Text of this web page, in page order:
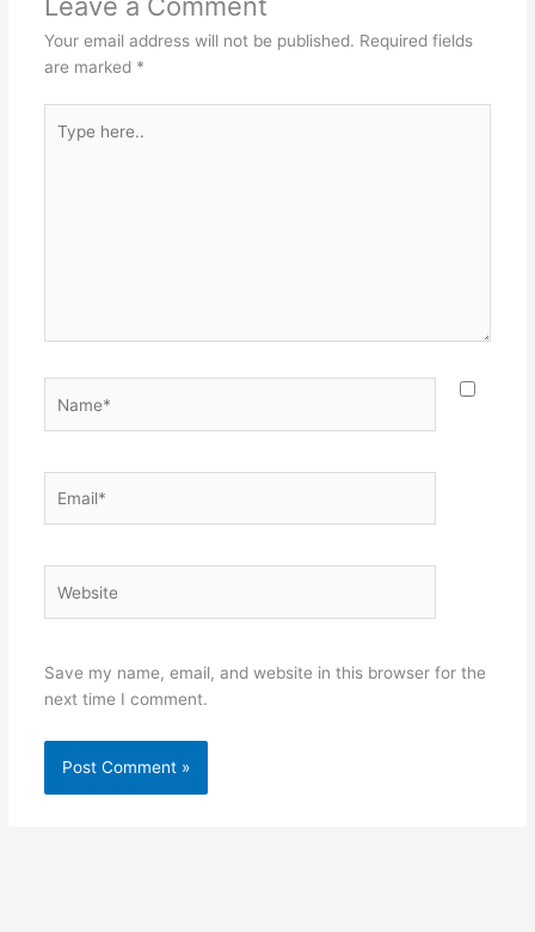
Your email address will not be published. Required fields
are marked *
here..
Save my name, email, and website in this browser for the
next time I comment.